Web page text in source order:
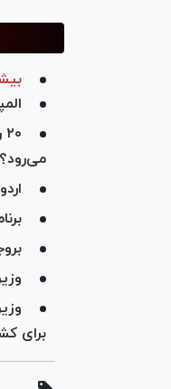
المپیک ۲۰۲۴|
می‌رود؟
وزیر
برای